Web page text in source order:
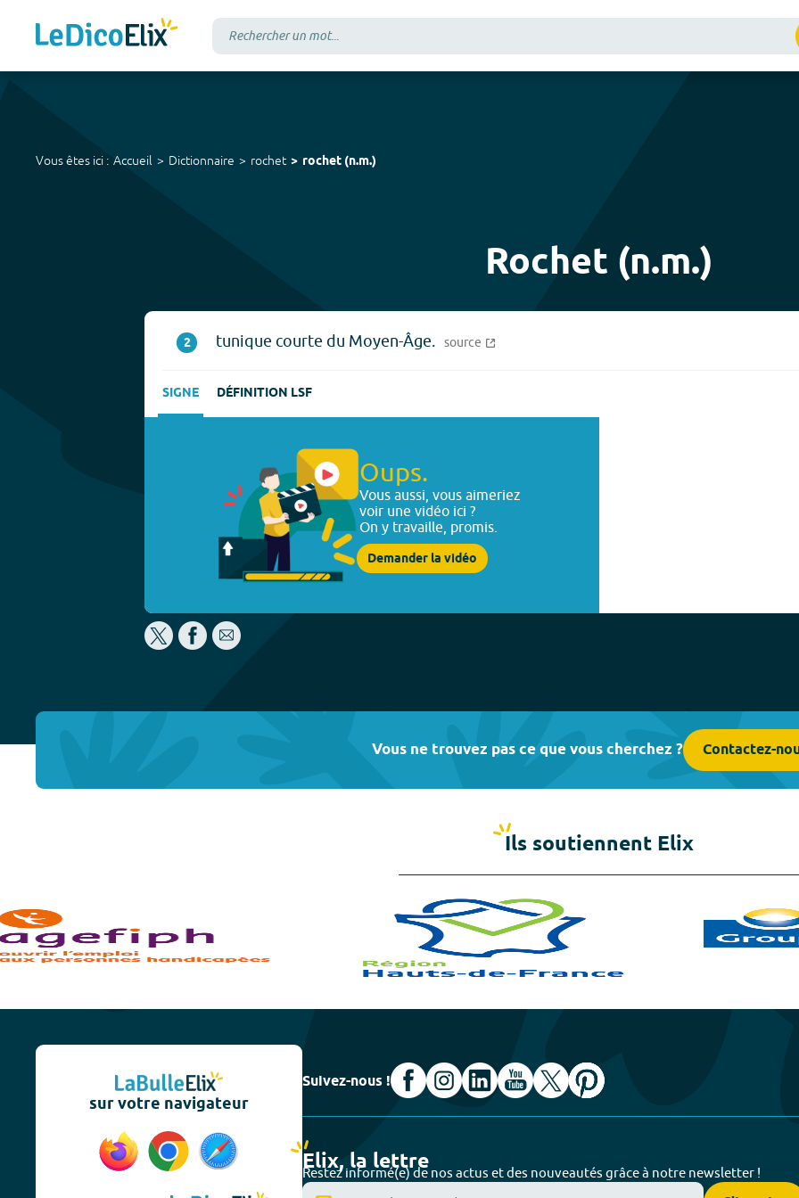
Vous êtes ici : Accueil Dictionnaire rochet rochet (n.m.)
Rochet (n.m.)
2 tunique courte du Moyen-Âge. source
SIGNE DÉFINITION LSF
Oups.
Vous aussi, vous aimeriez
voir une vidéo ici ?
On y travaille, promis.
Demander la vidéo
Vous ne trouvez pas ce que vous cherchez ? Contactez-
Ils soutiennent Elix
sur votre navigateur
Suivez-nous !
Elix, la lettre
Restez informé(e) de nos actus et des nouveautés grâce à notre newsletter !